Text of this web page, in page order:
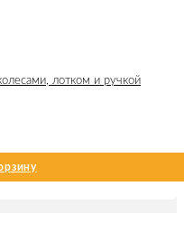
лотком и ручкой